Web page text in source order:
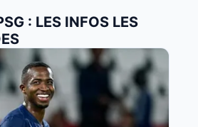
: LES INFOS LES